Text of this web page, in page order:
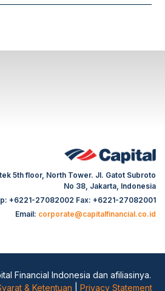
5th floor, North Tower. Jl. Gatot Subroto
No 38, Jakarta, Indonesia
+6221-27082002 Fax: +6221-27082001
Email: corporate@capitalfinancial.co.id
Financial Indonesia dan afiliasinya.
& Ketentuan Privacy Statement